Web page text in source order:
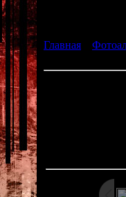
Главная